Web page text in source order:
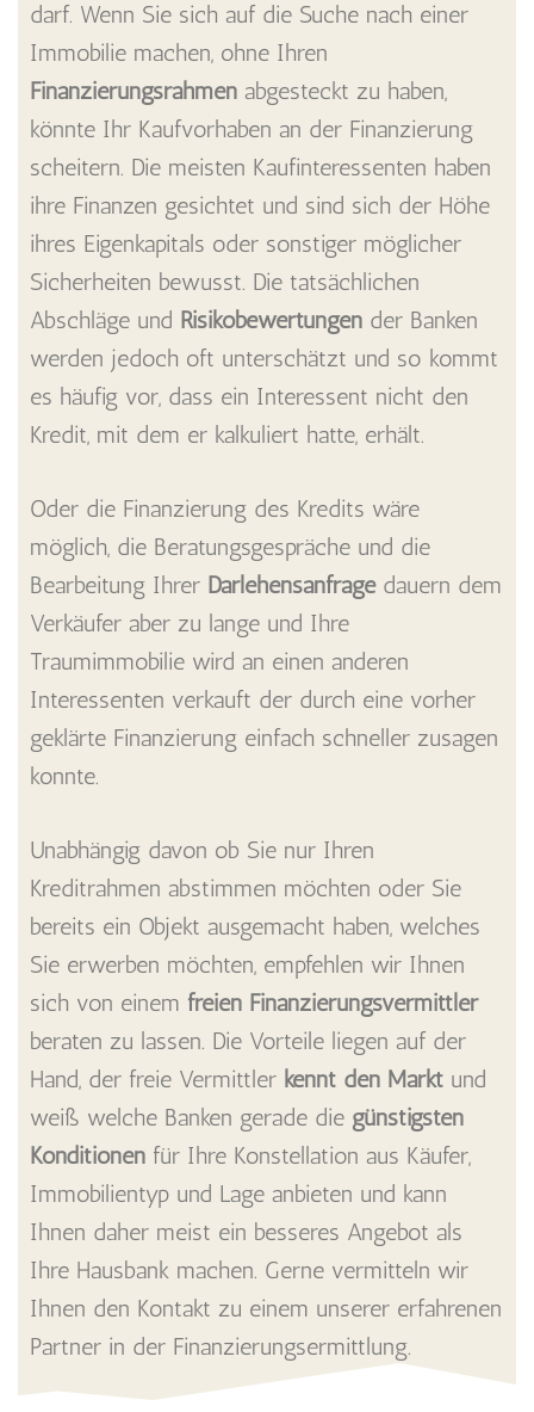
darf. Wenn Sie sich auf die Suche nach einer
Immobilie machen, ohne Ihren
Finanzierungsrahmen abgesteckt zu haben,
könnte Ihr Kaufvorhaben an der Finanzierung
scheitern. Die meisten Kaufinteressenten haben
ihre Finanzen gesichtet und sind sich der Höhe
ihres Eigenkapitals oder sonstiger möglicher
Sicherheiten bewusst. Die tatsächlichen
Abschläge und Risikobewertungen der Banken
werden jedoch oft unterschätzt und so kommt
es häufig vor, dass ein Interessent nicht den
Kredit, mit dem er kalkuliert hatte, erhält.
Oder die Finanzierung des Kredits wäre
möglich, die Beratungsgespräche und die
Bearbeitung Ihrer Darlehensanfragedauern dem
Verkäufer aber zu lange und Ihre
Traumimmobilie wird an einen anderen
Interessenten verkauft der durch eine vorher
geklärte Finanzierung einfach schneller zusagen
konnte.
Unabhängig davon ob Sie nur Ihren
Kreditrahmen abstimmen möchten oder Sie
bereits ein Objekt ausgemacht haben, welches
Sie erwerben möchten, empfehlen wir Ihnen
sich von einem freien Finanzierungsvermittler
beraten zu lassen. Die Vorteile liegen auf der
Hand, der freie Vermittler kennt den Markt und
weiß welche Banken gerade die günstigsten
Konditionen für Ihre Konstellation aus Käufer,
Immobilientyp und Lage anbieten und kann
Ihnen daher meist ein besseres Angebot als
Ihre Hausbank machen. Gerne vermitteln wir
Ihnen den Kontakt zu einem unserer erfahrenen
Partner in der Finanzierungsermittlung.